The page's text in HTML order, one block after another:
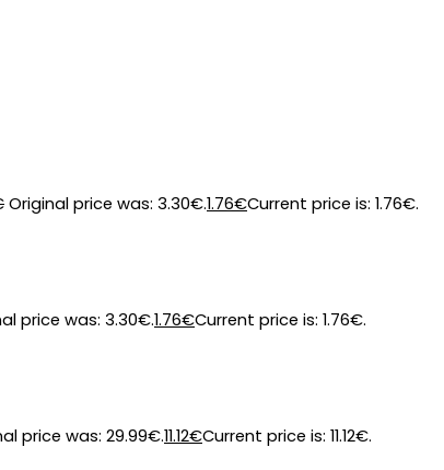
Original price was: 3.30€.1.76€Current price is: 1.76€.
price was: 3.30€.1.76€Current price is: 1.76€.
price was: 29.99€.11.12€Current price is: 11.12€.